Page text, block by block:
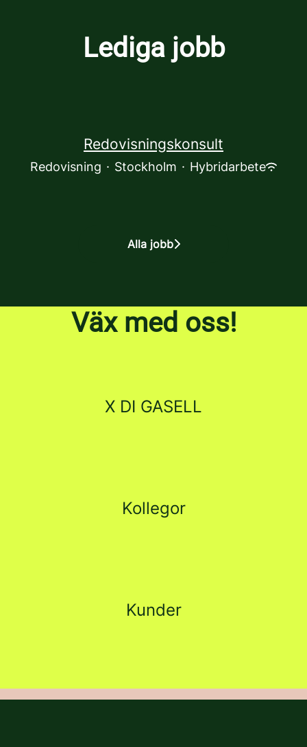
Lediga jobb
Redovisningskonsult
Redovisning · Stockholm · Hybridarbete
Alla jobb
Väx med oss!
X DI GASELL
Kollegor
Kunder